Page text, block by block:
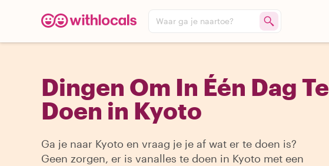
Waar ga je naartoe?
Dingen Om In Één Dag Te
Doen in Kyoto
Ga je naar Kyoto en vraag je je af wat er te doen is?
Geen zorgen, er is vanalles te doen in Kyoto met een